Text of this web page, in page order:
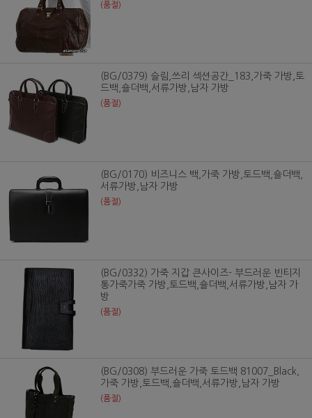
(품절)
(BG/0379) 슬림,쓰리 섹션공간_183,가죽 가방,토
드백,숄더백,서류가방,남자 가방
(품절)
(BG/0170) 비즈니스 백,가죽 가방,토드백,숄더백,
서류가방,남자 가방
(품절)
(BG/0332) 가죽 지갑 큰사이즈- 부드러운 빈티지
통가죽가죽 가방,토드백,숄더백,서류가방,남자 가
방
(품절)
(BG/0308) 부드러운 가죽 토드백 81007_Black,
가죽 가방,토드백,숄더백,서류가방,남자 가방
(품절)